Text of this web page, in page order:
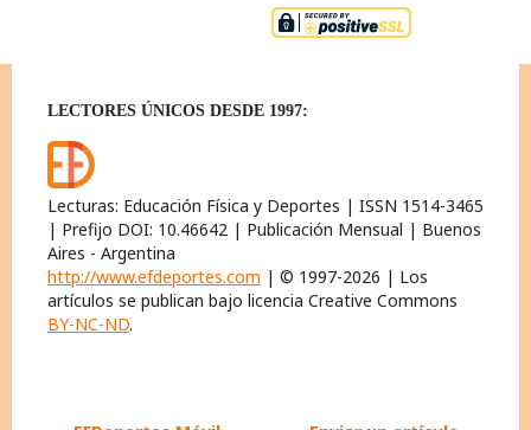
LECTORES ÚNICOS DESDE 1997:
Lecturas: Educación Física y Deportes | ISSN 1514-3465
| Prefijo DOI: 10.46642 | Publicación Mensual | Buenos
Aires - Argentina
http://www.efdeportes.com | © 1997-2026 | Los
artículos se publican bajo licencia Creative Commons
BY-NC-ND.